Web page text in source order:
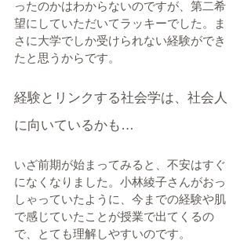
ったのかはわからないのですが、第二希
望にしていただいてラッキーでした。ま
さに大学でしか受けられない経験ができ
たと思うからです。
経験とリンクする社会学は、社会人
に向いているかも…
いざ前期が始まってみると、不安はすぐ
になくなりました。小林綾子さんがおっ
しゃっていたように、今までの経験や肌
で感じていたことが授業で出てくるの
で、とても理解しやすいのです。